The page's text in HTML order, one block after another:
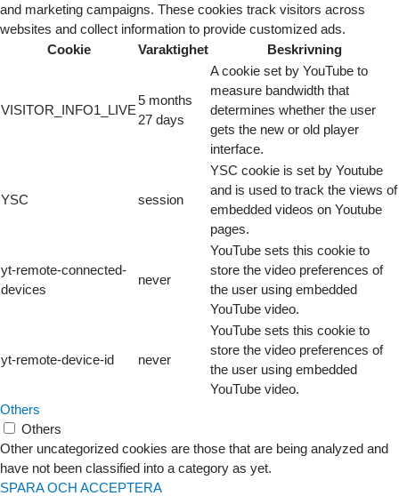
and marketing campaigns. These cookies track visitors across
websites and collect information to provide customized ads.
Cookie
Varaktighet Beskrivning
VISITOR_INFO1_LIVE
5 months
27 days
A cookie set by YouTube to
measure bandwidth that
determines whether the user
gets the new or old player
interface.
YSC session
YSC cookie is set by Youtube
and is used to track the views of
embedded videos on Youtube
pages.
yt-remote-connected-
devices
never
YouTube sets this cookie to
store the video preferences of
the user using embedded
YouTube video.
yt-remote-device-id never
YouTube sets this cookie to
store the video preferences of
the user using embedded
YouTube video.
Others
Others
Other uncategorized cookies are those that are being analyzed and
have not been classified into a category as yet.
SPARA OCH ACCEPTERA